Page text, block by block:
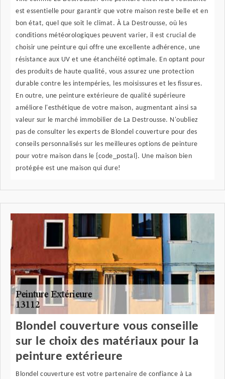
est essentielle pour garantir que votre maison reste belle et en
bon état, quel que soit le climat. À La Destrousse, où les
conditions météorologiques peuvent varier, il est crucial de
choisir une peinture qui offre une excellente adhérence, une
résistance aux UV et une étanchéité optimale. En optant pour
des produits de haute qualité, vous assurez une protection
durable contre les intempéries, les moisissures et les fissures.
En outre, une peinture extérieure de qualité supérieure
améliore l'esthétique de votre maison, augmentant ainsi sa
valeur sur le marché immobilier de La Destrousse. N'oubliez
pas de consulter les experts de Blondel couverture pour des
conseils personnalisés sur les meilleures options de peinture
pour votre maison dans le {code_postal}. Une maison bien
protégée est une maison qui dure!
Blondel couverture vous conseille
sur le choix des matériaux pour la
peinture extérieure
Blondel couverture est votre partenaire de confiance à La